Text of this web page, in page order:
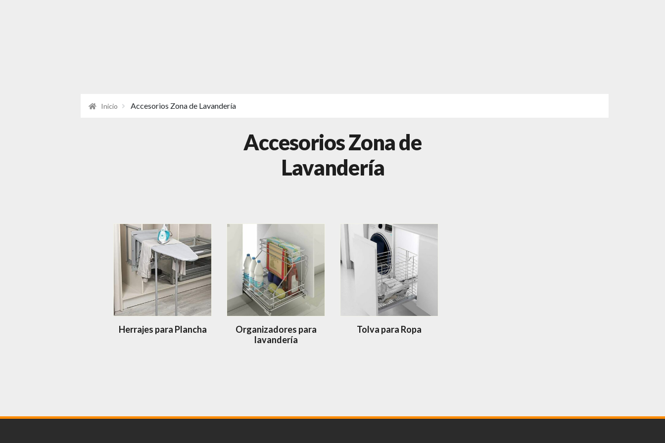
Inicio Accesorios Zona de Lavandería
Accesorios Zona de
Lavandería
Herrajes para Plancha
Organizadores para
lavandería
Tolva para Ropa